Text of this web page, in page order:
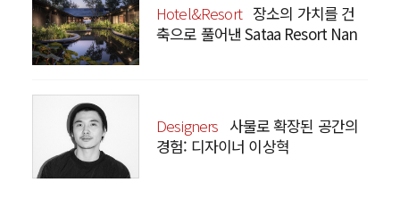
Hotel&Resort 장소의 가치를 건
축으로 풀어낸 Sataa Resort Nan
Designers 사물로 확장된 공간의
경험: 디자이너 이상혁